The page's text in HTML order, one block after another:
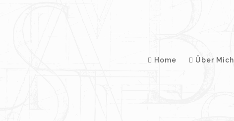
Home Über Mich